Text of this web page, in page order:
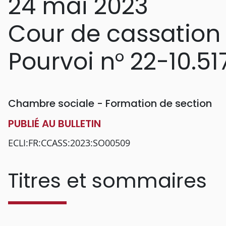
Cour de cassation
Pourvoi n° 22-
Chambre sociale - Formation de section
PUBLIÉ AU BULLETIN
ECLI:FR:CCASS:2023:SO00509
Titres et sommaires